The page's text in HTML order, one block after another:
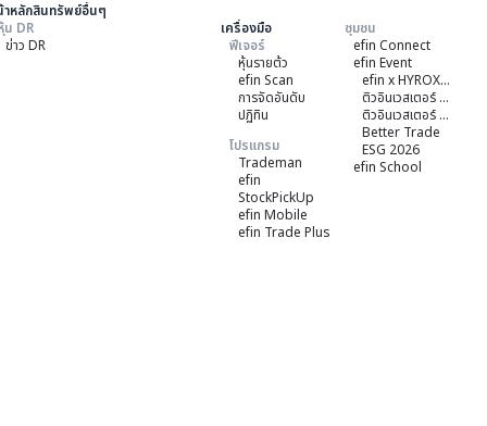
าหลักสินทรัพย์อื่นๆ
น DR
ข่าว DR
เครื่องมือ
ฟีเจอร์
หุ้นรายต้ว
efin Scan
การจัดอันดับ
ปฏิทิน
โปรแกรม
Trademan
efin
StockPickUp
efin Mobile
efin Trade Plus
ชุมชน
efin Connect
efin Event
efin x HYROX Training Class
ติวอินเวสเตอร์ ON TOUR "ชลบุรี" 2026
ติวอินเวสเตอร์ ON TOUR “เชียงใหม่” 2026
Better Trade
ESG 2026
efin School